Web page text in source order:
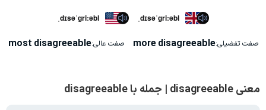
ˌdɪsəˈɡriːəbl ˌdɪsəˈɡriːəbl
صفت تفضیلی:more disagreeable صفت عالی:most disagreeable
معنی disagreeable | جمله با disagreeable